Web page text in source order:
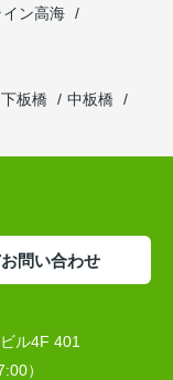
ン高海
下板橋
中板橋
お問い合わせ
ル4F 401
）